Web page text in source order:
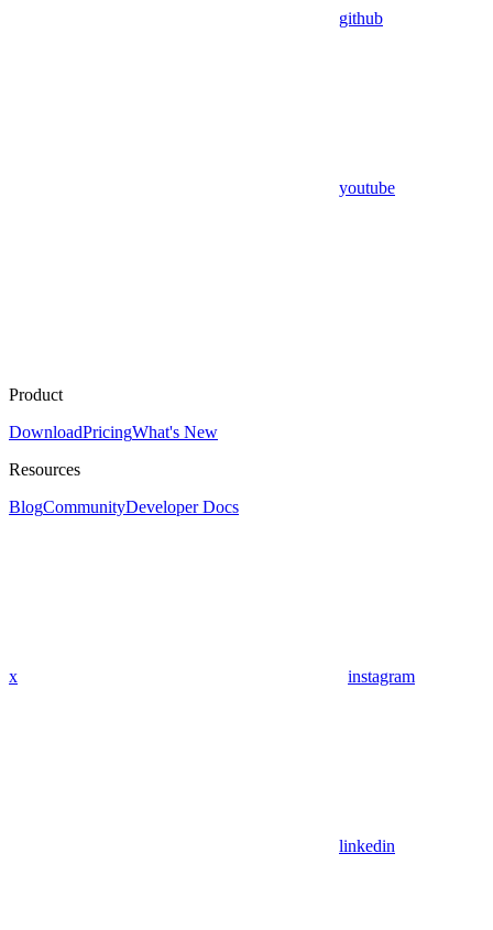
github
youtube
Product
DownloadPricingWhat's New
Resources
BlogCommunityDeveloper Docs
x instagram
linkedin